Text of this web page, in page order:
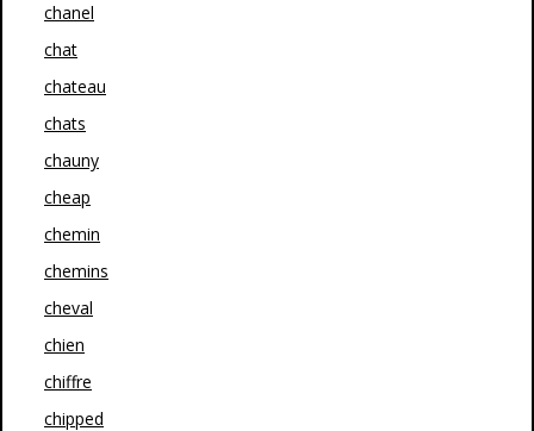
chanel
chat
chateau
chats
chauny
cheap
chemin
chemins
cheval
chien
chiffre
chipped